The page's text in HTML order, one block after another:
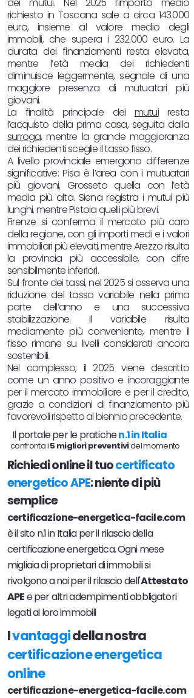
richiesto in Toscana sale a circa 143.000
euro, insieme al valore medio degli
immobili, che supera i 232.000 euro. La
durata dei finanziamenti resta elevata,
mentre l’età media dei richiedenti
diminuisce leggermente, segnale di una
maggiore presenza di mutuatari più
giovani.​
La finalità principale dei mutuiresta
l’acquisto della prima casa, seguita dalla
surroga, mentre la grande maggioranza
dei richiedenti sceglie il tasso fisso.
A livello provinciale emergono differenze
significative: Pisa è l’area con i mutuatari
più giovani, Grosseto quella con l’età
media più alta. Siena registra i mutui più
lunghi, mentre Pistoia quelli più brevi.​
Firenze si conferma il mercato più caro
della regione, con gli importi medi e i valori
immobiliari più elevati, mentre Arezzo risulta
la provincia più accessibile, con cifre
sensibilmente inferiori.​
Sul fronte dei tassi, nel 2025 si osserva una
riduzione del tasso variabile nella prima
parte dell’anno e una successiva
stabilizzazione. Il variabile risulta
mediamente più conveniente, mentre il
fisso rimane su livelli considerati ancora
sostenibili.​
Nel complesso, il 2025 viene descritto
come un anno positivo e incoraggiante
per il mercato immobiliare e per il credito,
grazie a condizioni di finanziamento più
favorevoli rispetto al biennio precedente.
Il portale per le pratichen.1 in Italia
confronta i5 migliori preventividel momento
Richiedi online il tuocertificato
energetico APE: niente di più
semplice
certificazione-energetica-facile.com
è il sito n.1 in Italia per il rilascio della
certificazione energetica. Ogni mese
migliaia di proprietari di immobili si
rivolgono a noi per il rilascio dell'Attestato
APEe per altri adempimenti obbligatori
legati ai loro immobili
Ivantaggidella nostra
certificazione energetica
online
certificazione-energetica-facile.com